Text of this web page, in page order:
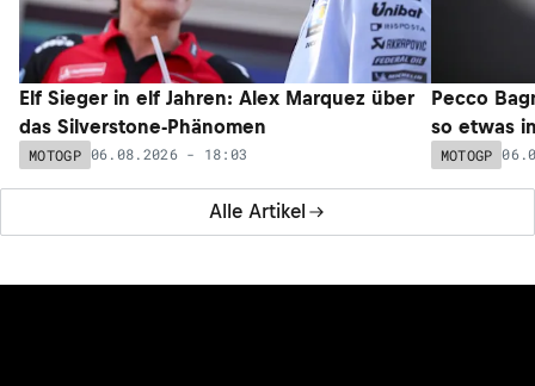
Alle Artikel
Elf Sieger in elf Jahren: Alex Marquez über
das Silverstone-Phänomen
MOTOGP 06.08.2026 - 18:03
Pecco
so etwas
MOTOGP